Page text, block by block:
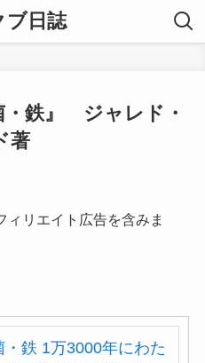
ブ日誌
・鉄』 ジャレド・
著
リエイト広告を含みま
・鉄 1万3000年にわた